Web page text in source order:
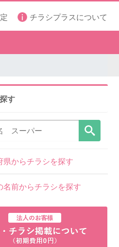
チラシプラスについて
す
県からチラシを探す
名前からチラシを探す